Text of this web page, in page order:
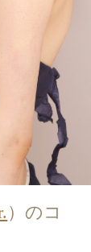
）のコ